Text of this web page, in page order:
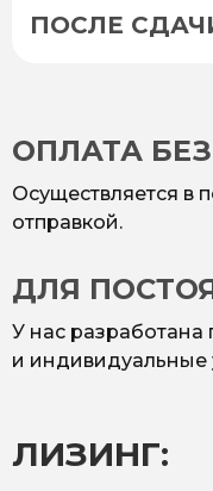
ПОСЛЕ
ОПЛАТА
Осуществляется в
отправкой.
ДЛЯ
У нас разработана
и индивидуальные
ЛИЗИНГ: